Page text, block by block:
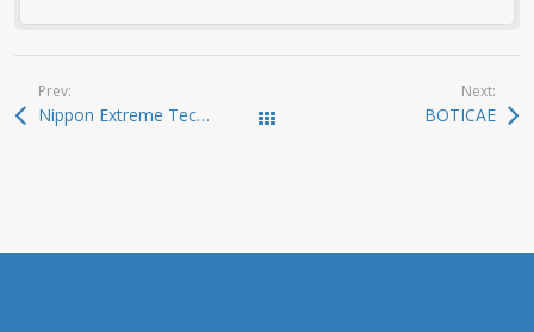
Prev:
Nippon Extreme Technology
Next:
BOTICAE